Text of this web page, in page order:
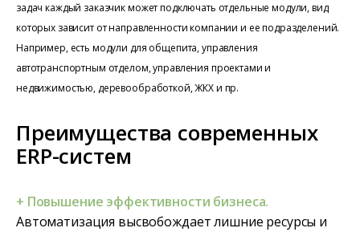
задач каждый заказчик может подключать отдельные модули, вид
которых зависит от направленности компании и ее подразделений.
Например, есть модули для общепита, управления
автотранспортным отделом, управления проектами и
недвижимостью, деревообработкой, ЖКХ и пр.
Преимущества современных
ERP-систем
+ Повышение эффективности бизнеса.
Автоматизация высвобождает лишние ресурсы и